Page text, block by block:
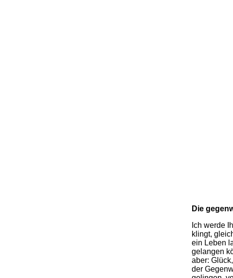
Die
Ich werde
klingt,
ein Leben
gelangen
aber:
der